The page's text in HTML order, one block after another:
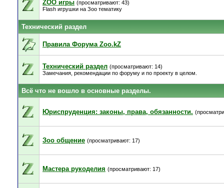
ZOO игры (просматривают: 43)
Flash игрушки на Зоо тематику
Технический раздел
Правила Форума Zoo.kZ
Технический раздел (просматривают: 14)
Замечания, рекомендации по форуму и по проекту в целом.
Всё что не вошло в основные разделы.
Юриспруденция: законы, права, обязанности.
Зоо общение (просматривают: 17)
Мастера рукоделия (просматривают: 17)